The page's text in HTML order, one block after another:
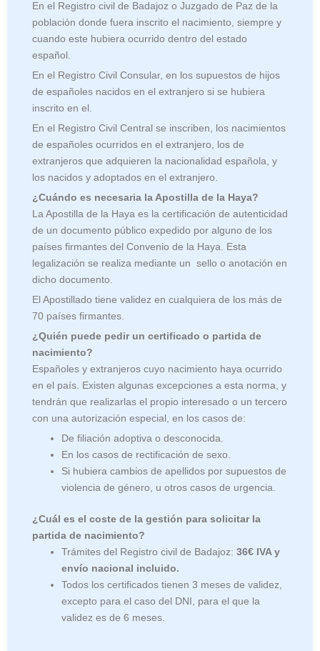
En el Registro civil de Badajoz o Juzgado de Paz de la
población donde fuera inscrito el nacimiento, siempre y
cuando este hubiera ocurrido dentro del estado
español.
En el Registro Civil Consular, en los supuestos de hijos
de españoles nacidos en el extranjero si se hubiera
inscrito en el.
En el Registro Civil Central se inscriben, los nacimientos
de españoles ocurridos en el extranjero, los de
extranjeros que adquieren la nacionalidad española, y
los nacidos y adoptados en el extranjero.
¿Cuándo es necesaria la Apostilla de la Haya?
La Apostilla de la Haya es la certificación de autenticidad
de un documento público expedido por alguno de los
países firmantes del Convenio de la Haya. Esta
legalización se realiza mediante un sello o anotación en
dicho documento.
El Apostillado tiene validez en cualquiera de los más de
70 países firmantes.
¿Quién puede pedir un certificado o partida de
nacimiento?
Españoles y extranjeros cuyo nacimiento haya ocurrido
en el país. Existen algunas excepciones a esta norma, y
tendrán que realizarlas el propio interesado o un tercero
con una autorización especial, en los casos de:
De filiación adoptiva o desconocida.
En los casos de rectificación de sexo.
Si hubiera cambios de apellidos por supuestos de
violencia de género, u otros casos de urgencia.
¿Cuál es el coste de la gestión para solicitar la
partida de nacimiento?
Trámites del Registro civil de Badajoz:36€ IVA y
envío nacional incluido.
Todos los certificados tienen 3 meses de validez,
excepto para el caso del DNI, para el que la
validez es de 6 meses.